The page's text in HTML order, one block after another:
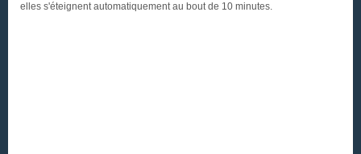
elles s'éteignent automatiquement au bout de 10 minutes.